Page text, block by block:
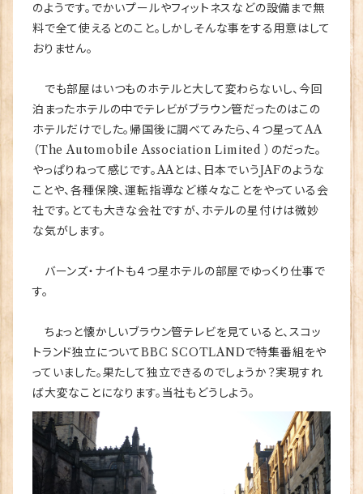
のようです。でかいプールやフィットネスなどの設備まで無
料で全て使えるとのこと。しかしそんな事をする用意はして
おりません。
でも部屋はいつものホテルと大して変わらないし、今回
泊まったホテルの中でテレビがブラウン管だったのはこの
ホテルだけでした。帰国後に調べてみたら、４つ星ってAA
（The Automobile Association Limited ）のだった。
やっぱりねって感じです。AAとは、日本でいうJAFのような
ことや、各種保険、運転指導など様々なことをやっている会
社です。とても大きな会社ですが、ホテルの星付けは微妙
な気がします。
バーンズ・ナイトも４つ星ホテルの部屋でゆっくり仕事で
す。
ちょっと懐かしいブラウン管テレビを見ていると、スコッ
トランド独立についてBBC SCOTLANDで特集番組をや
っていました。果たして独立できるのでしょうか？実現すれ
ば大変なことになります。当社もどうしよう。